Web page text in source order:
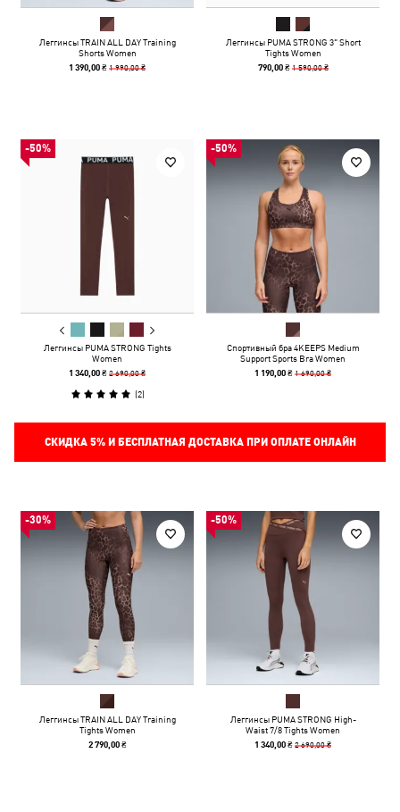
Леггинсы TRAIN ALL DAY Training
Shorts Women
1 390,00 ₴1 990,00 ₴
Леггинсы PUMA STRONG 3" Short
Tights Women
790,00 ₴ 1 590,00 ₴
-50%
Леггинсы PUMA STRONG Tights
Women
1 340,00 ₴2 690,00 ₴
(2)
-50%
Спортивный бра 4KEEPS Medium
Support Sports Bra Women
1 190,00 ₴1 690,00 ₴
СКИДКА 5%И БЕСПЛАТНАЯ ДОСТАВКА ПРИ ОПЛАТЕ ОНЛАЙН
-30%
Леггинсы TRAIN ALL DAY Training
Tights Women
2 790,00 ₴
-50%
Леггинсы PUMA STRONG High-
Waist 7/8 Tights Women
1 340,00 ₴2 690,00 ₴